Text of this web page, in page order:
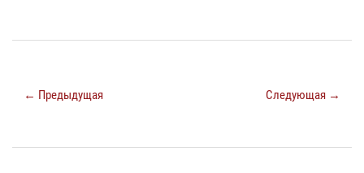
← Предыдущая Следующая →